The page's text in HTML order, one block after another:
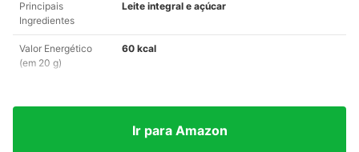
Principais
Ingredientes
Leite integral e açúcar
Valor Energético
(em 20 g)
60 kcal
Ir para Amazon